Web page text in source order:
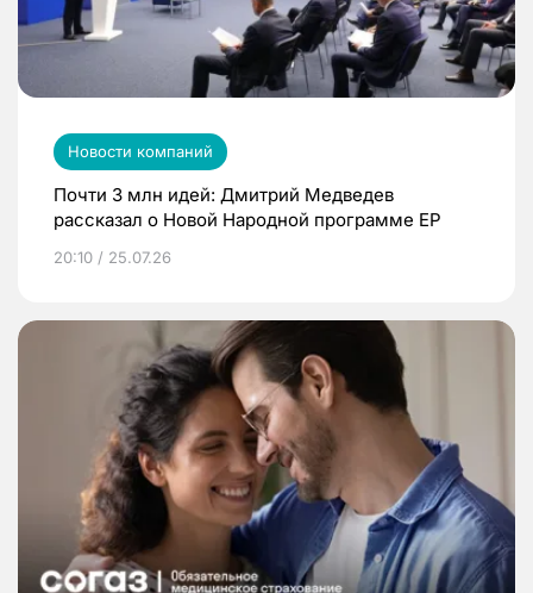
Новости компаний
Почти 3 млн идей: Дмитрий Медведев
рассказал о Новой Народной программе ЕР
20:10 / 25.07.26